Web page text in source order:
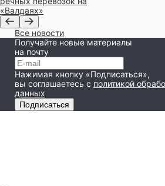
«Валдаях»
Все новости
Получайте новые материалы
на почту
Нажимая кнопку «Подписаться»,
вы соглашаетесь с политикой
данных
Подписаться